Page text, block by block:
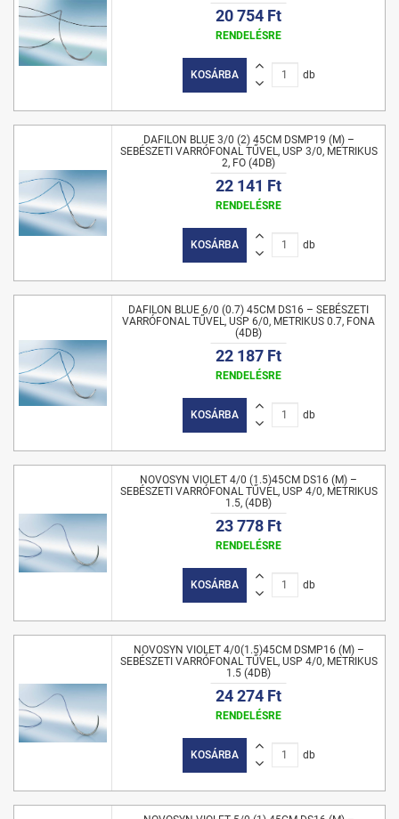
20 754 Ft
RENDELÉSRE
KOSÁRBA db
DAFILON BLUE 3/0 (2) 45CM DSMP19 (M) –
SEBÉSZETI VARRÓFONAL TŰVEL, USP 3/0, METRIKUS
2, FO (4DB)
22 141 Ft
RENDELÉSRE
KOSÁRBA db
DAFILON BLUE 6/0 (0.7) 45CM DS16 – SEBÉSZETI
VARRÓFONAL TŰVEL, USP 6/0, METRIKUS 0.7, FONA
(4DB)
22 187 Ft
RENDELÉSRE
KOSÁRBA db
NOVOSYN VIOLET 4/0 (1.5)45CM DS16 (M) –
SEBÉSZETI VARRÓFONAL TŰVEL, USP 4/0, METRIKUS
1.5, (4DB)
23 778 Ft
RENDELÉSRE
KOSÁRBA db
NOVOSYN VIOLET 4/0(1.5)45CM DSMP16 (M) –
SEBÉSZETI VARRÓFONAL TŰVEL, USP 4/0, METRIKUS
1.5 (4DB)
24 274 Ft
RENDELÉSRE
KOSÁRBA db